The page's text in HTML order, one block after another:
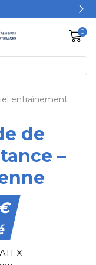
0
entraînement
de
–